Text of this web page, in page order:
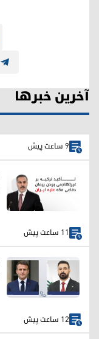
آخرین خبرها
9 ساعت پیش
11 ساعت پیش
12 ساعت پیش